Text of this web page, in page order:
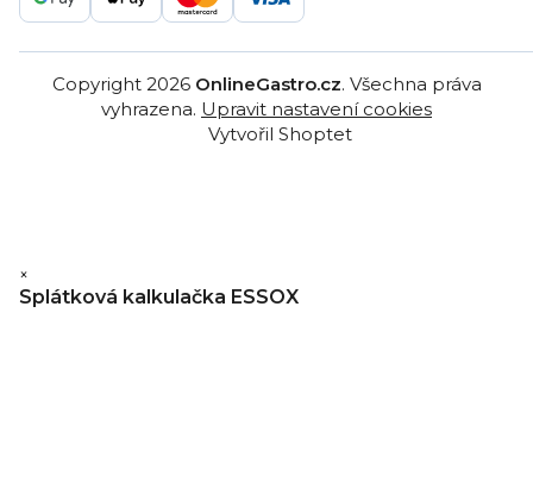
Vytvořil Shoptet
Copyright 2026 OnlineGastro.cz. Všechna práva
vyhrazena. Upravit nastavení cookies
×
Splátková kalkulačka ESSOX